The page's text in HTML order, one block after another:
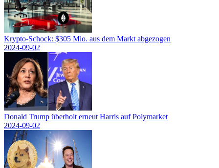
Krypto-Schock: $305 Mio. aus dem Markt abgezogen
2024-09-02
Donald Trump überholt erneut Harris auf Polymarket
2024-09-02